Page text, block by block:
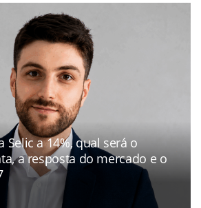
Selic a 14%, qual será o
a resposta do mercado e o